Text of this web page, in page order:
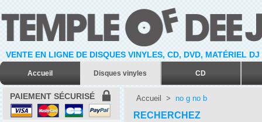
VENTE EN LIGNE DE DISQUES VINYLES, CD, DVD, MATÉRIEL
Accueil Disques vinyles CD
PAIEMENT SÉCURISÉ Accueil > no g no b
RECHERCHEZ